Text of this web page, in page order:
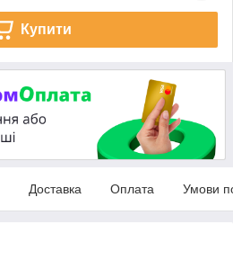
Купити
Доставка Оплата Умови